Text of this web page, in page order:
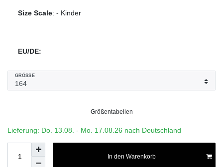
Size Scale: - Kinder
EU/DE:
GRÖSSE
Größentabellen
Lieferung: Do. 13.08. - Mo. 17.08.26 nach Deutschland
In den Warenkorb